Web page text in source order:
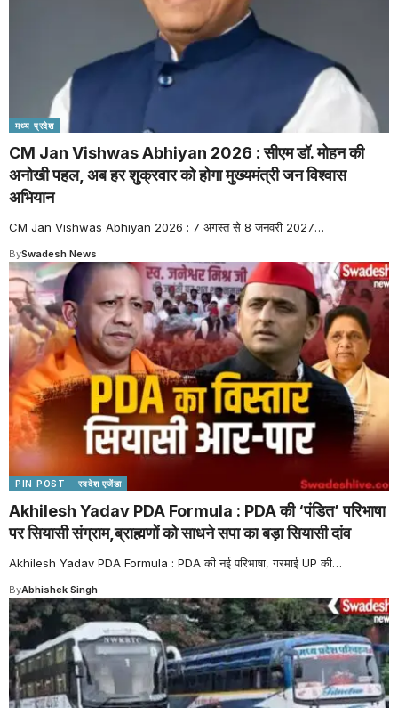
मध्य प्रदेश
CM Jan Vishwas Abhiyan 2026 : सीएम डॉ. मोहन की
अनोखी पहल, अब हर शुक्रवार को होगा मुख्यमंत्री जन विश्वास
अभियान
CM Jan Vishwas Abhiyan 2026 : 7 अगस्त से 8 जनवरी 2027…
BySwadesh News
PIN POST स्वदेश एजेंडा
Akhilesh Yadav PDA Formula : PDA की ‘पंडित’ परिभाषा
पर सियासी संग्राम,ब्राह्मणों को साधने सपा का बड़ा सियासी दांव
Akhilesh Yadav PDA Formula : PDA की नई परिभाषा, गरमाई UP की…
ByAbhishek Singh